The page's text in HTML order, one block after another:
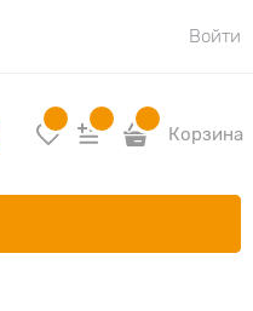
Войти
Корзина